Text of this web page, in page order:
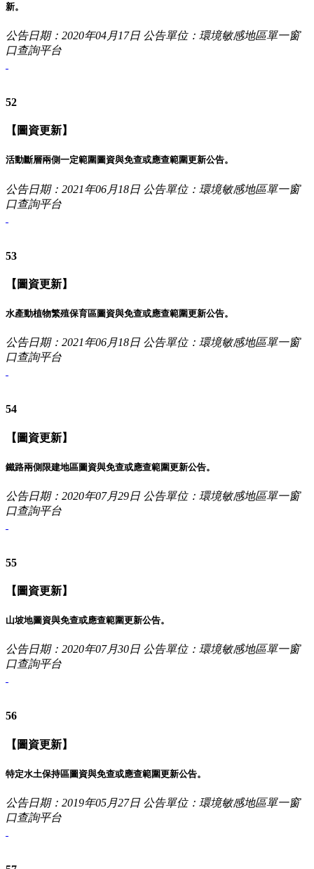
新。
公告日期：2020年04月17日 公告單位：環境敏感地區單一窗
口查詢平台
52
【圖資更新】
活動斷層兩側一定範圍圖資與免查或應查範圍更新公告。
公告日期：2021年06月18日 公告單位：環境敏感地區單一窗
口查詢平台
53
【圖資更新】
水產動植物繁殖保育區圖資與免查或應查範圍更新公告。
公告日期：2021年06月18日 公告單位：環境敏感地區單一窗
口查詢平台
54
【圖資更新】
鐵路兩側限建地區圖資與免查或應查範圍更新公告。
公告日期：2020年07月29日 公告單位：環境敏感地區單一窗
口查詢平台
55
【圖資更新】
山坡地圖資與免查或應查範圍更新公告。
公告日期：2020年07月30日 公告單位：環境敏感地區單一窗
口查詢平台
56
【圖資更新】
特定水土保持區圖資與免查或應查範圍更新公告。
公告日期：2019年05月27日 公告單位：環境敏感地區單一窗
口查詢平台